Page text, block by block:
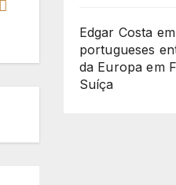
Edgar Costa em
portugueses
da Europa em
Suíça